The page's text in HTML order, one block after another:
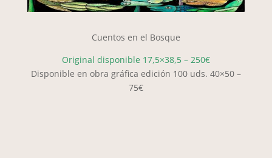
Cuentos en el Bosque
Original disponible 17,5×38,5 – 250€
Disponible en obra gráfica edición 100 uds. 40×50 –
75€